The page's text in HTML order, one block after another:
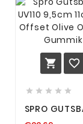
 
    
SPRO